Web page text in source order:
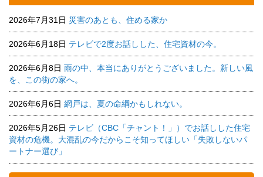
2026年7月31日 災害のあとも、住める家か
2026年6月18日 テレビで2度お話しした、住宅資材の今。
2026年6月8日 雨の中、本当にありがとうございました。新しい風
を、この街の家へ。
2026年6月6日 網戸は、夏の命綱かもしれない。
2026年5月26日 テレビ（CBC「チャント！」）でお話しした住宅
資材の危機。大混乱の今だからこそ知ってほしい「失敗しないパ
ートナー選び」